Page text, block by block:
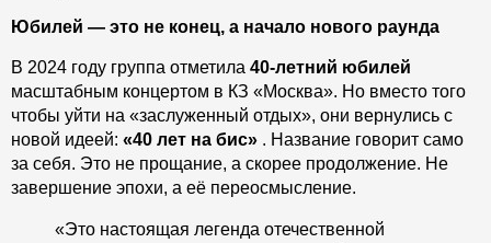
Юбилей — это не конец, а начало нового раунда
В 2024 году группа отметила 40-летний юбилей
масштабным концертом в КЗ «Москва». Но вместо того
чтобы уйти на «заслуженный отдых», они вернулись с
новой идеей: «40 лет на бис» . Название говорит само
за себя. Это не прощание, а скорее продолжение. Не
завершение эпохи, а её переосмысление.
«Это настоящая легенда отечественной